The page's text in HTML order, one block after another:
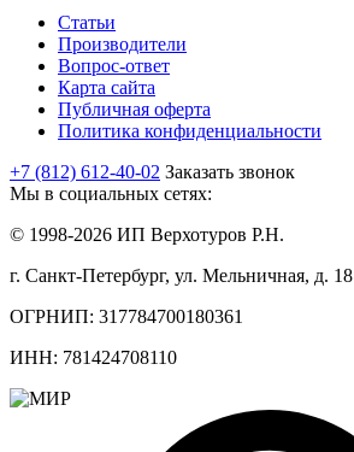
Статьи
Производители
Вопрос-ответ
Карта сайта
Публичная оферта
Политика конфиденциальности
+7 (812) 612-40-02 Заказать звонок
Мы в социальных сетях:
© 1998-2026 ИП Верхотуров Р.Н.
г. Санкт-Петербург, ул. Мельничная, д. 18
ОГРНИП: 317784700180361
ИНН: 781424708110